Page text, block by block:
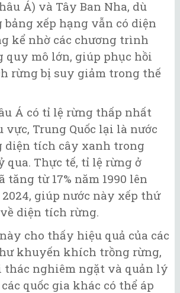
Á) và Tây Ban Nha, dù
bảng xếp hạng vẫn có diện
kể nhờ các chương trình
quy mô lớn, giúp phục hồi
rừng bị suy giảm trong thế
Á có tỉ lệ rừng thấp nhất
vực, Trung Quốc lại là nước
diện tích cây xanh trong
qua. Thực tế, tỉ lệ rừng ở
tăng từ 17% năm 1990 lên
2024, giúp nước này xếp thứ
diện tích rừng.
cho thấy hiệu quả của các
khuyến khích trồng rừng,
nghiêm ngặt và quản lý
quốc gia khác có thể áp